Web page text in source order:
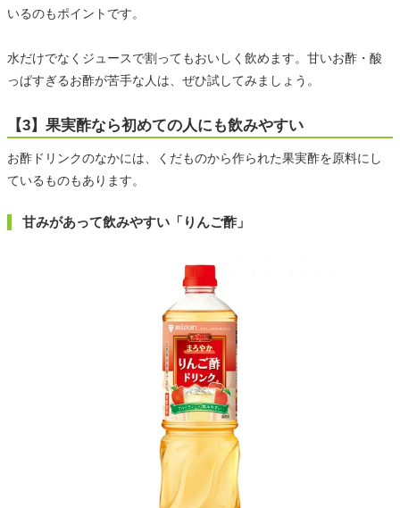
いるのもポイントです。
水だけでなくジュースで割ってもおいしく飲めます。甘いお酢・酸
っぱすぎるお酢が苦手な人は、ぜひ試してみましょう。
【3】果実酢なら初めての人にも飲みやすい
お酢ドリンクのなかには、くだものから作られた果実酢を原料にし
ているものもあります。
甘みがあって飲みやすい「りんご酢」